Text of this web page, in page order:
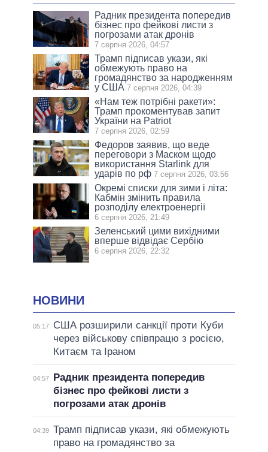
Радник президента попередив
бізнес про фейкові листи з
погрозами атак дронів
7 серпня 2026, 04:57
Трамп підписав укази, які
обмежують право на
громадянство за народженням
у США 7 серпня 2026, 04:39
«Нам теж потрібні ракети»:
Трамп прокоментував запит
України на Patriot
7 серпня 2026, 02:59
Федоров заявив, що веде
переговори з Маском щодо
використання Starlink для
ударів по рф 7 серпня 2026, 03:56
Окремі списки для зими і літа:
Кабмін змінить правила
розподілу електроенергії
6 серпня 2026, 21:49
Зеленський цими вихідними
вперше відвідає Сербію
6 серпня 2026, 22:32
НОВИНИ
05:17
США розширили санкції проти Куби
через військову співпрацю з росією,
Китаєм та Іраном
04:57
Радник президента попередив
бізнес про фейкові листи з
погрозами атак дронів
04:39 Трамп підписав укази, які обмежують
право на громадянство за